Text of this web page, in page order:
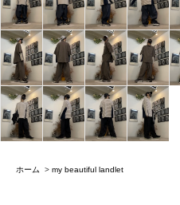
ホーム > my beautiful landlet